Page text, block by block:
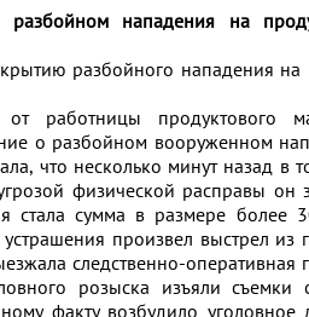
нападения на
разбойного нападения на
продуктового
о разбойном вооруженном
что несколько минут назад в
физической расправы он
стала сумма в размере более
произвел выстрел из
следственно-оперативная
розыска изъяли съемки
факту возбудило уголовное